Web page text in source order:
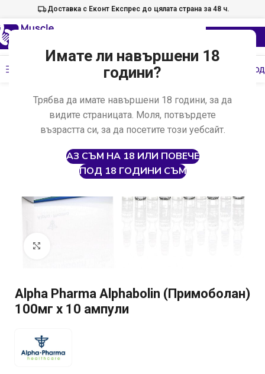
Имате ли навършени 18
години?
Трябва да имате навършени 18 години, за да
видите страницата. Моля, потвърдете
възрастта си, за да посетите този уебсайт.
АЗ СЪМ НА 18 ИЛИ ПОВЕЧЕ
ПОД 18 ГОДИНИ СЪМ
Доставка с Еконт Експрес до цялата страна за 48 ч.
Провери код
Анаболни стероиди Орални стероиди
Alpha Pharma Alphabolin (Примоболан)
100мг х 10 ампули